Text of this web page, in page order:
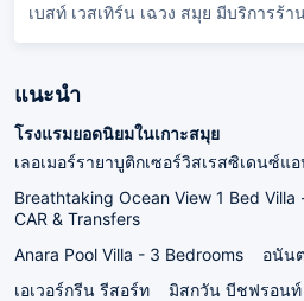
เบสท์ เวสเทิร์น เฉวง สมุย มีบริการร้า
แนะนำ
โรงแรมยอดนิยมในเกาะสมุย
เลอเมอร์รายาบูติกเซอร์วิสเรสซิเดนซ์แ
Breathtaking Ocean View 1 Bed Villa
CAR & Transfers
Anara Pool Villa - 3 Bedrooms
อนัน
เอเวอร์กรีน รีสอร์ท
มิสกวัน บีชฟรอนท์